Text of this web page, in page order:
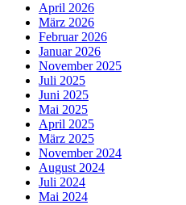
April 2026
März 2026
Februar 2026
Januar 2026
November 2025
Juli 2025
Juni 2025
Mai 2025
April 2025
März 2025
November 2024
August 2024
Juli 2024
Mai 2024